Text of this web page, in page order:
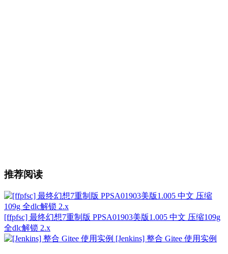
推荐阅读
[ffpfsc] 最终幻想7重制版 PPSA01903美版1.005 中文 压缩109g
全dlc解锁 2.x
[Jenkins] 整合 Gitee 使用实例